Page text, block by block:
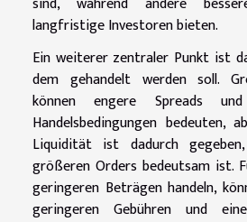
langfristige Investoren bieten.
Ein weiterer zentraler Punkt ist
dem gehandelt werden soll.
können engere Spreads
Handelsbedingungen bedeuten,
Liquidität ist dadurch
größeren Orders bedeutsam ist.
geringeren Beträgen handeln,
geringeren Gebühren und